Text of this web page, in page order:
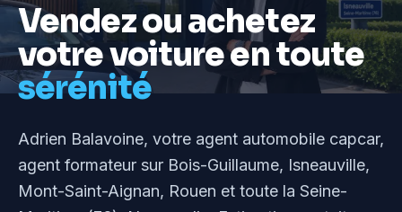
Vendez ou achetez
votre voiture en toute
sérénité
Adrien Balavoine, votre agent automobile capcar,
agent formateur sur Bois-Guillaume, Isneauville,
Mont-Saint-Aignan, Rouen et toute la Seine-